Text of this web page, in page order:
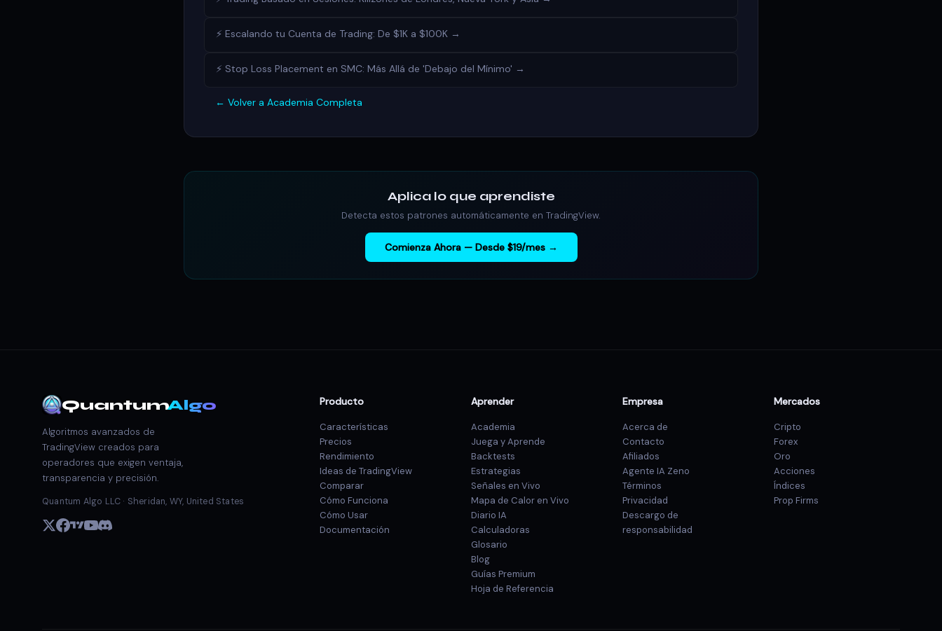
⚡ Escalando tu Cuenta de Trading: De $1K a $100K →
⚡ Stop Loss Placement en SMC: Más Allá de 'Debajo del Mínimo' →
← Volver a Academia Completa
Aplica lo que aprendiste
Detecta estos patrones automáticamente en TradingView.
Comienza Ahora — Desde $19/mes →
QuantumAlgo
Algoritmos avanzados de
TradingView creados para
operadores que exigen ventaja,
transparencia y precisión.
Quantum Algo LLC · Sheridan, WY, United States
Producto
Características
Precios
Rendimiento
Ideas de TradingView
Comparar
Cómo Funciona
Cómo Usar
Documentación
Aprender
Academia
Juega y Aprende
Backtests
Estrategias
Señales en Vivo
Mapa de Calor en Vivo
Diario IA
Calculadoras
Glosario
Blog
Guías Premium
Hoja de Referencia
Empresa
Acerca de
Contacto
Afiliados
Agente IA Zeno
Términos
Privacidad
Descargo de
responsabilidad
Mercados
Cripto
Forex
Oro
Acciones
Índices
Prop Firms